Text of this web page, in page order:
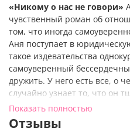
«Никому о нас не говори»
чувственный роман об
том, что иногда
Аня поступает в
такое издевательства
самоуверенный
дружить. У него есть все, о
случайно узнает то, что он
связывает тайна.
КнигаАлены Черничной
Показать полностью
Отзывы